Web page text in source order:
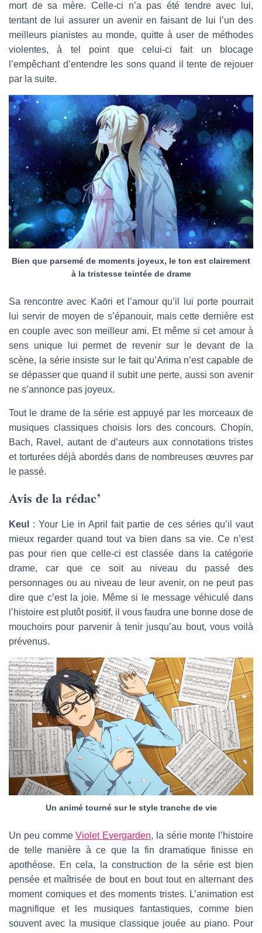
mort de sa mère. Celle-ci n’a pas été tendre avec lui,
tentant de lui assurer un avenir en faisant de lui l’un des
meilleurs pianistes au monde, quitte à user de méthodes
violentes, à tel point que celui-ci fait un blocage
l’empêchant d’entendre les sons quand il tente de rejouer
par la suite.
Bien que parsemé de moments joyeux, le ton est clairement
à la tristesse teintée de drame
Sa rencontre avec Kaōri et l’amour qu’il lui porte pourrait
lui servir de moyen de s’épanouir, mais cette dernière est
en couple avec son meilleur ami. Et même si cet amour à
sens unique lui permet de revenir sur le devant de la
scène, la série insiste sur le fait qu’Arima n’est capable de
se dépasser que quand il subit une perte, aussi son avenir
ne s’annonce pas joyeux.
Tout le drame de la série est appuyé par les morceaux de
musiques classiques choisis lors des concours. Chopin,
Bach, Ravel, autant de d’auteurs aux connotations tristes
et torturées déjà abordés dans de nombreuses œuvres par
le passé.
Avis de la rédac’
Keul
: Your Lie in April fait partie de ces séries qu’il vaut
mieux regarder quand tout va bien dans sa vie. Ce n’est
pas pour rien que celle-ci est classée dans la catégorie
drame, car que ce soit au niveau du passé des
personnages ou au niveau de leur avenir, on ne peut pas
dire que c’est la joie. Même si le message véhiculé dans
l’histoire est plutôt positif, il vous faudra une bonne dose de
mouchoirs pour parvenir à tenir jusqu’au bout, vous voilà
prévenus.
Un animé tourné sur le style tranche de vie
Un peu commeViolet Evergarden, la série monte l’histoire
de telle manière à ce que la fin dramatique finisse en
apothéose. En cela, la construction de la série est bien
pensée et maîtrisée de bout en bout tout en alternant des
moment comiques et des moments tristes. L’animation est
magnifique et les musiques fantastiques, comme bien
souvent avec la musique classique jouée au piano. Pour